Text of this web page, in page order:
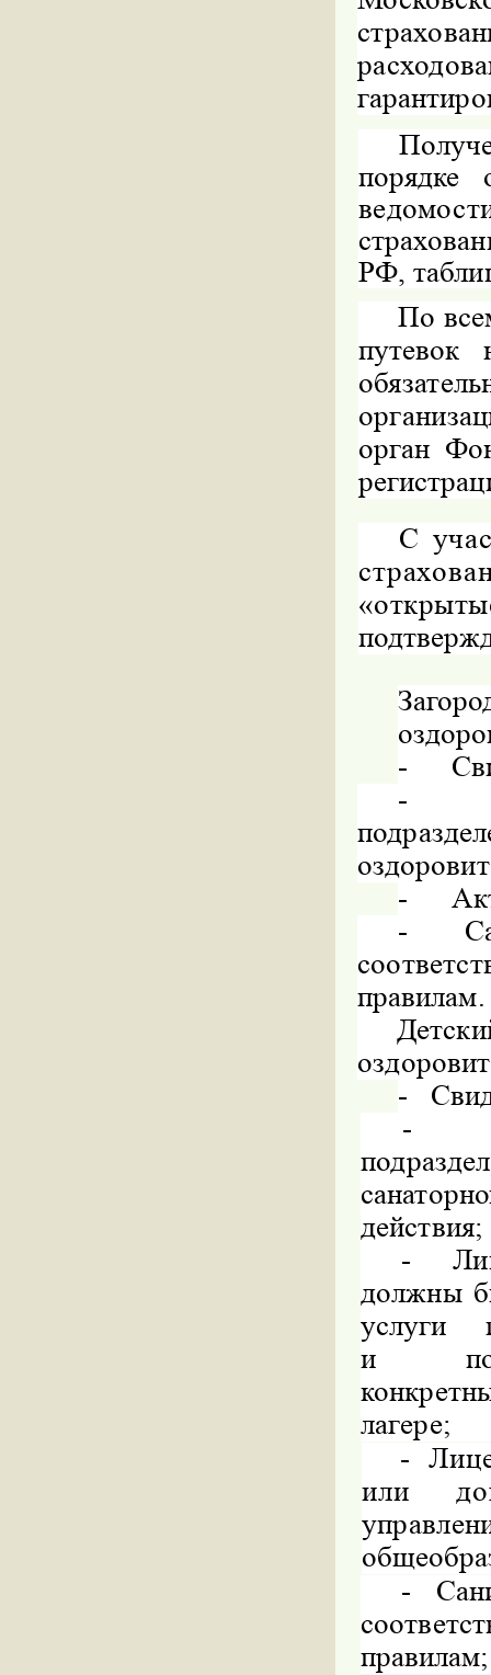
порядке
РФ,
По
путевок
орган
С
-
-
-
-
правилам.
-
действия;
-
должны
услуги
и
лагере;
-
или
-
правилам;